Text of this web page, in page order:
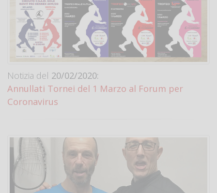
Notizia del 20/02/2020:
Annullati Tornei del 1 Marzo al Forum per
Coronavirus